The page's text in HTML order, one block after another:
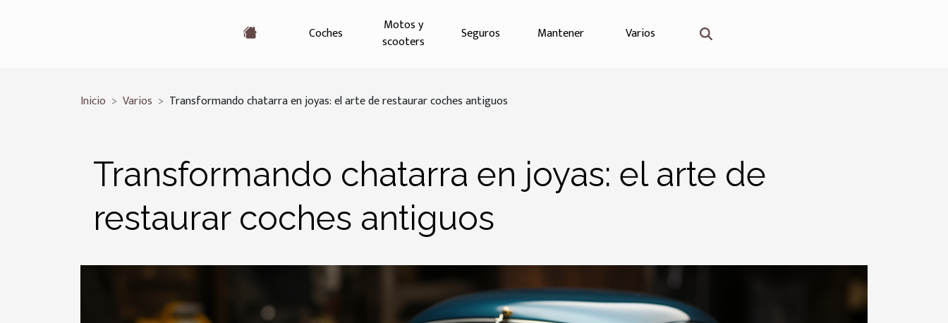
Coches
Motos y
scooters
Seguros Mantener Varios
Inicio Varios Transformando chatarra en joyas: el arte de restaurar coches antiguos
Transformando chatarra en joyas: el arte de
restaurar coches antiguos